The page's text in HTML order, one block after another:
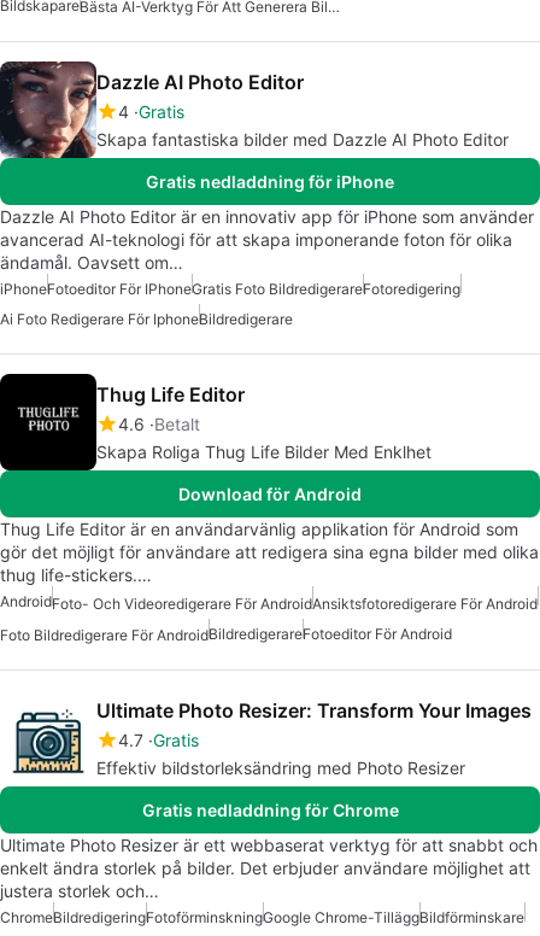
Bildskapare Bästa AI-Verktyg För Att Generera Bilder
Dazzle AI Photo Editor
4 Gratis
Skapa fantastiska bilder med Dazzle AI Photo Editor
Gratis nedladdning för iPhone
Dazzle AI Photo Editor är en innovativ app för iPhone som använder
avancerad AI-teknologi för att skapa imponerande foton för olika
ändamål. Oavsett om…
iPhoneFotoeditor För IPhoneGratis Foto BildredigerareFotoredigering
Ai Foto Redigerare För IphoneBildredigerare
Thug Life Editor
4.6 Betalt
Skapa Roliga Thug Life Bilder Med Enklhet
Download för Android
Thug Life Editor är en användarvänlig applikation för Android som
gör det möjligt för användare att redigera sina egna bilder med olika
thug life-stickers.…
AndroidFoto- Och Videoredigerare För AndroidAnsiktsfotoredigerare För Android
Foto Bildredigerare För AndroidBildredigerareFotoeditor För Android
Ultimate Photo Resizer: Transform Your Images
4.7 Gratis
Effektiv bildstorleksändring med Photo Resizer
Gratis nedladdning för Chrome
Ultimate Photo Resizer är ett webbaserat verktyg för att snabbt och
enkelt ändra storlek på bilder. Det erbjuder användare möjlighet att
justera storlek och…
ChromeBildredigeringFotoförminskningGoogle Chrome-TilläggBildförminskare